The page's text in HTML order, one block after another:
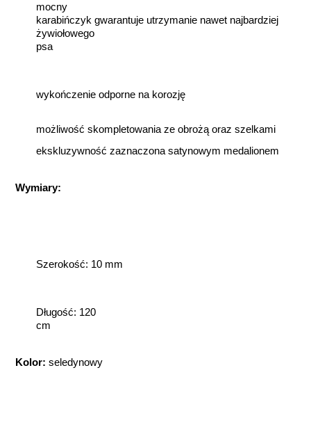
mocny
karabińczyk gwarantuje utrzymanie nawet najbardziej
żywiołowego
psa
wykończenie odporne na korozję
możliwość skompletowania ze obrożą oraz szelkami
ekskluzywność zaznaczona satynowym medalionem
Wymiary:
Szerokość: 10 mm
Długość: 120
cm
Kolor: seledynowy